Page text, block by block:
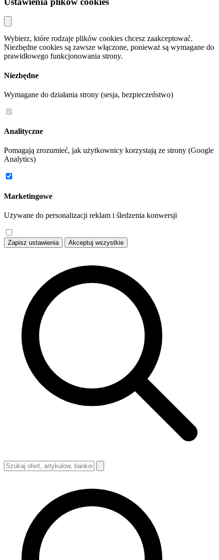
Wybierz, które rodzaje plików cookies chcesz zaakceptować.
Niezbędne cookies są zawsze włączone, ponieważ są wymagane do
prawidłowego funkcjonowania strony.
Niezbędne
Wymagane do działania strony (sesja, bezpieczeństwo)
Analityczne
Pomagają zrozumieć, jak użytkownicy korzystają ze strony (Google
Analytics)
Marketingowe
Używane do personalizacji reklam i śledzenia konwersji
Zapisz ustawienia Akceptuj wszystkie